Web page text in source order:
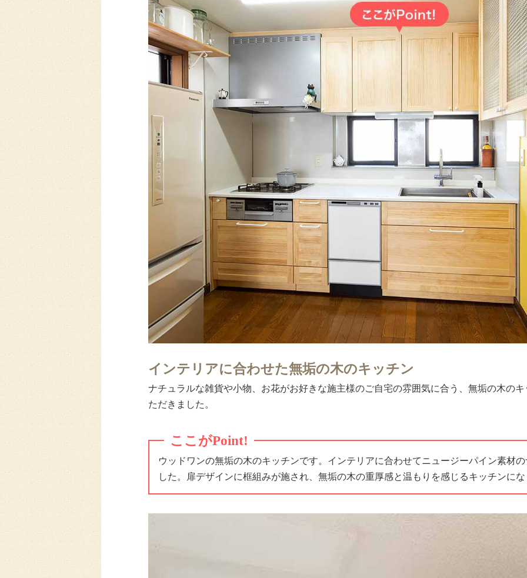
インテリアに合わせた無垢の木のキッチン
ナチュラルな雑貨や小物、お花がお好きな施主様のご自宅の雰囲気に合う、無垢の木の
ただきました。
ここがPoint!
ウッドワンの無垢の木のキッチンです。インテリアに合わせてニュージーパイン素材
した。扉デザインに框組みが施され、無垢の木の重厚感と温もりを感じるキッチンに